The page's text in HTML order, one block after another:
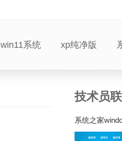
win11系统 xp纯净版
技术员
系统之家